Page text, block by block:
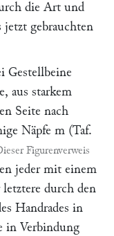
die Art und
gebrauchten
Gestellbeine
aus starkem
Seite nach
Näpfe m (Taf.
Figurenverweis
jeder mit einem
letztere durch den
Handrades in
in Verbindung